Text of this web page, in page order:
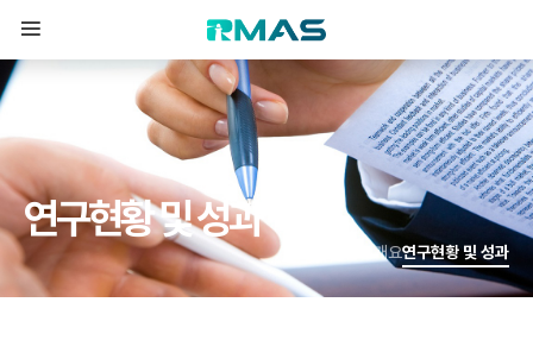
연구현황및성과
사업개요연구현황 및 성과